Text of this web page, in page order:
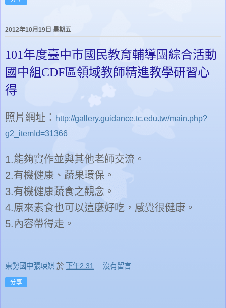
2012年10月19日 星期五
101年度臺中市國民教育輔導團綜合活動
國中組CDF區領域教師精進教學研習心
得
照片網址： http://gallery.guidance.tc.edu.tw/main.php?
g2_itemId=31366
1.能夠實作並與其他老師交流。
2.有機健康、蔬果環保。
3.有機健康蔬食之觀念。
4.原來素食也可以這麼好吃，感覺很健康。
5.內容帶得走。
東勢國中張瑛娸 於 下午2:31 沒有留言:
分享